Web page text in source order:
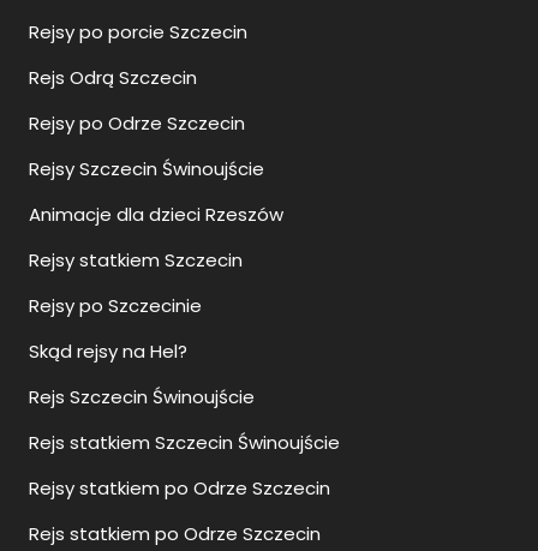
Rejsy po porcie Szczecin
Rejs Odrą Szczecin
Rejsy po Odrze Szczecin
Rejsy Szczecin Świnoujście
Animacje dla dzieci Rzeszów
Rejsy statkiem Szczecin
Rejsy po Szczecinie
Skąd rejsy na Hel?
Rejs Szczecin Świnoujście
Rejs statkiem Szczecin Świnoujście
Rejsy statkiem po Odrze Szczecin
Rejs statkiem po Odrze Szczecin